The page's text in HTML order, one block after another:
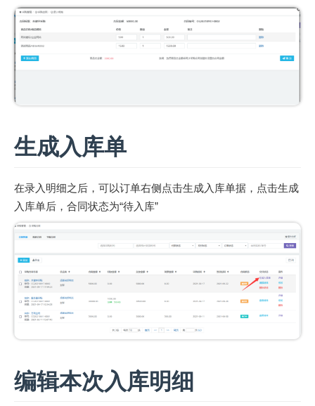
生成入库单
在录入明细之后，可以订单右侧点击生成入库单据，点击生成
入库单后，合同状态为“待入库”
编辑本次入库明细